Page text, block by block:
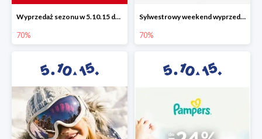
Wyprzedaż sezonu w 5.10.15 do -70%
70%
Sylwestrowy weekend wyprzedaży do -70%
70%